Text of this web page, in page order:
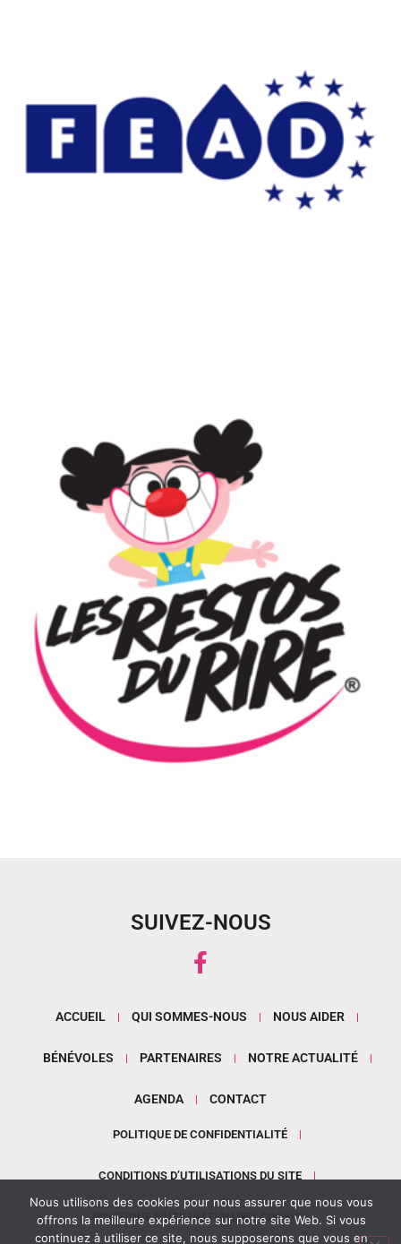
SUIVEZ-NOUS
ACCUEIL QUI SOMMES-NOUS NOUS AIDER
BÉNÉVOLES PARTENAIRES NOTRE ACTUALITÉ
AGENDA CONTACT
POLITIQUE DE CONFIDENTIALITÉ
CONDITIONS D’UTILISATIONS DU SITE
POLITIQUE D’UTILISATION DES COOKIES
Nous utilisons des cookies pour nous assurer que nous vous
offrons la meilleure expérience sur notre site Web. Si vous
continuez à utiliser ce site, nous supposerons que vous en